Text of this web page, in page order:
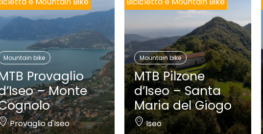
Mountain bike
Provaglio
– Monte
Provaglio d'Iseo
Mountain bike
MTB Pilzone
d’Iseo – Santa
Maria del Giogo
Iseo